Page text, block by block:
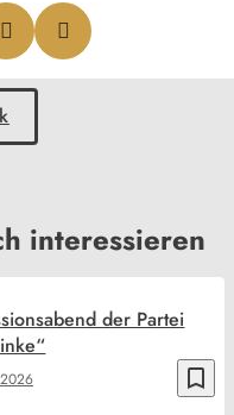
interessieren
bookmark_border
der Partei